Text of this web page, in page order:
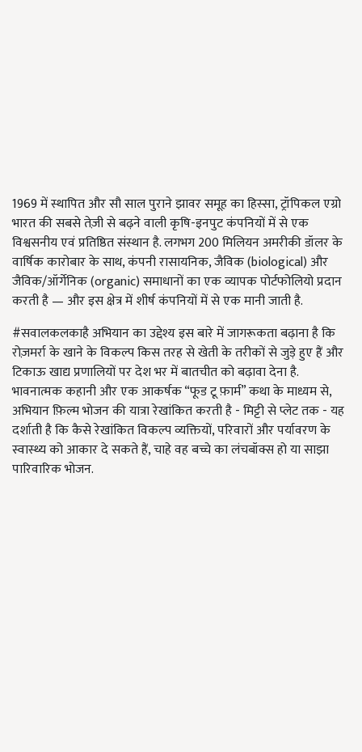
1969 में स्थापित और सौ साल पुराने झावर समूह का हिस्सा, ट्रॉपिकल एग्रो
भारत की सबसे तेज़ी से बढ़ने वाली कृषि-इनपुट कंपनियों में से एक
विश्वसनीय एवं प्रतिष्ठित संस्थान है. लगभग 200 मिलियन अमरीकी डॉलर के
वार्षिक कारोबार के साथ, कंपनी रासायनिक, जैविक (biological) और
जैविक/ऑर्गेनिक (organic) समाधानों का एक व्यापक पोर्टफोलियो प्रदान
करती है — और इस क्षेत्र में शीर्ष कंपनियों में से एक मानी जाती है.
#सवालकलकाहै अभियान का उद्देश्य इस बारे में जागरूकता बढ़ाना है कि
रोज़मर्रा के खाने के विकल्प किस तरह से खेती के तरीकों से जुड़े हुए हैं और
टिकाऊ खाद्य प्रणालियों पर देश भर में बातचीत को बढ़ावा देना है.
भावनात्मक कहानी और एक आकर्षक “फूड टू फ़ार्म” कथा के माध्यम से,
अभियान फ़िल्म भोजन की यात्रा रेखांकित करती है - मिट्टी से प्लेट तक - यह
दर्शाती है कि कैसे रेखांकित विकल्प व्यक्तियों, परिवारों और पर्यावरण के
स्वास्थ्य को आकार दे सकते हैं, चाहे वह बच्चे का लंचबॉक्स हो या साझा
पारिवारिक भोजन.